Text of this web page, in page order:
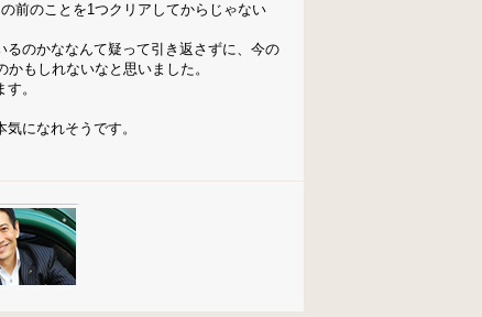
前のことを1つクリアしてからじゃない
のかななんて疑って引き返さずに、今の
もしれないなと思いました。
。
になれそうです。